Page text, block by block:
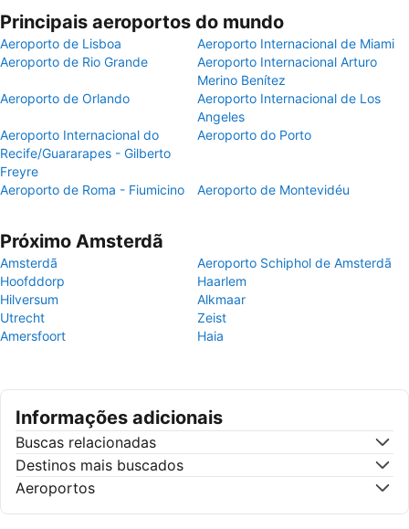
Principais aeroportos do mundo
Aeroporto de Lisboa
Aeroporto Internacional de Miami
Aeroporto de Rio Grande
Aeroporto Internacional Arturo
Merino Benítez
Aeroporto de Orlando
Aeroporto Internacional de Los
Angeles
Aeroporto Internacional do
Recife/Guararapes - Gilberto
Freyre
Aeroporto do Porto
Aeroporto de Roma - Fiumicino Aeroporto de Montevidéu
Próximo Amsterdã
Amsterdã
Aeroporto Schiphol de Amsterdã
Hoofddorp
Haarlem
Hilversum
Alkmaar
Utrecht
Zeist
Amersfoort
Haia
Informações adicionais
Buscas relacionadas
Destinos mais buscados
Aeroportos